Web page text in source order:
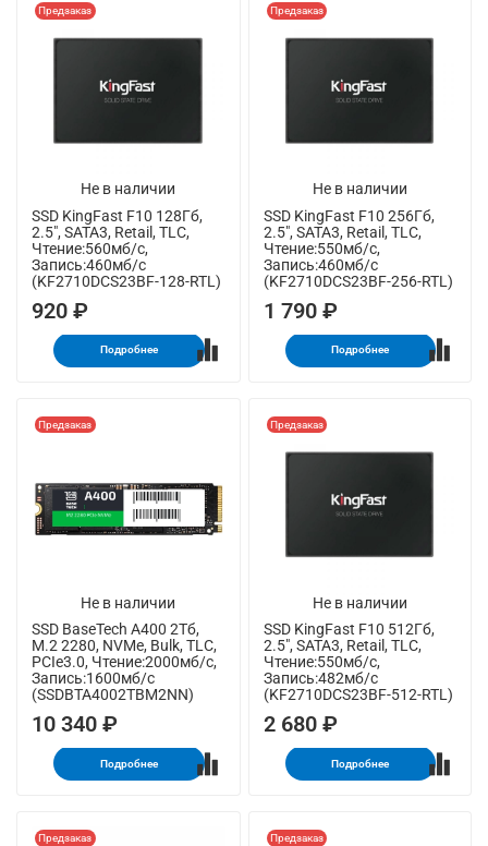
Не в наличии
Предзаказ
SSD KingFast F10 128Гб,
2.5", SATA3, Retail, TLC,
Чтение:560мб/с,
Запись:460мб/с
(KF2710DCS23BF-128-RTL)
920 ₽
Подробнее
Не в наличии
Предзаказ
SSD KingFast F10 256Гб,
2.5", SATA3, Retail, TLC,
Чтение:550мб/с,
Запись:460мб/с
(KF2710DCS23BF-256-RTL)
1 790 ₽
Подробнее
Не в наличии
Предзаказ
SSD BaseTech A400 2Тб,
M.2 2280, NVMe, Bulk, TLC,
PCIe3.0, Чтение:2000мб/с,
Запись:1600мб/с
(SSDBTA4002TBM2NN)
10 340 ₽
Подробнее
Не в наличии
Предзаказ
SSD KingFast F10 512Гб,
2.5", SATA3, Retail, TLC,
Чтение:550мб/с,
Запись:482мб/с
(KF2710DCS23BF-512-RTL)
2 680 ₽
Подробнее
Предзаказ Предзаказ